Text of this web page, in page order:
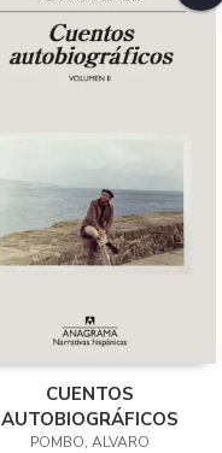
CUENTOS
AUTOBIOGRÁFICOS
POMBO, ALVARO